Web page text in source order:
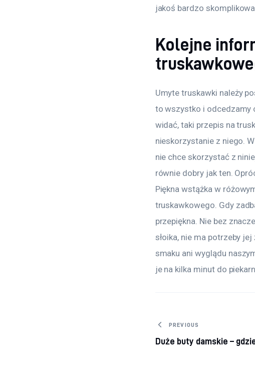
jakoś bardzo
Kolejne
Umyte truskawki należy
to wszystko i odcedzamy
widać, taki przepis na
nieskorzystanie z niego.
nie chce skorzystać z
równie dobry jak ten.
Piękna wstążka w
truskawkowego. Gdy
przepiękna. Nie bez
słoika, nie ma potrzeby
smaku ani wyglądu
je na kilka minut do
Nawigacja
PREVIOUS
Duże buty damskie –